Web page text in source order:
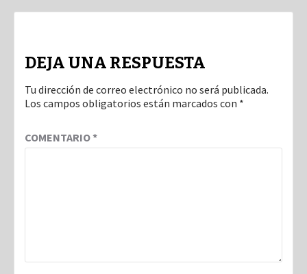
DEJA UNA RESPUESTA
Tu dirección de correo electrónico no será publicada.
Los campos obligatorios están marcados con *
COMENTARIO*